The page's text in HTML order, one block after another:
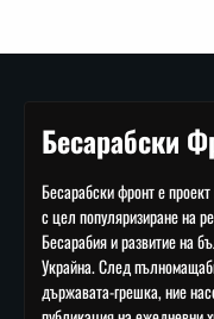
Бесарабски
Бесарабски фронт е
с цел популяризиране на
Бесарабия и развитие на
Украйна. След
държавата-грешка, ние